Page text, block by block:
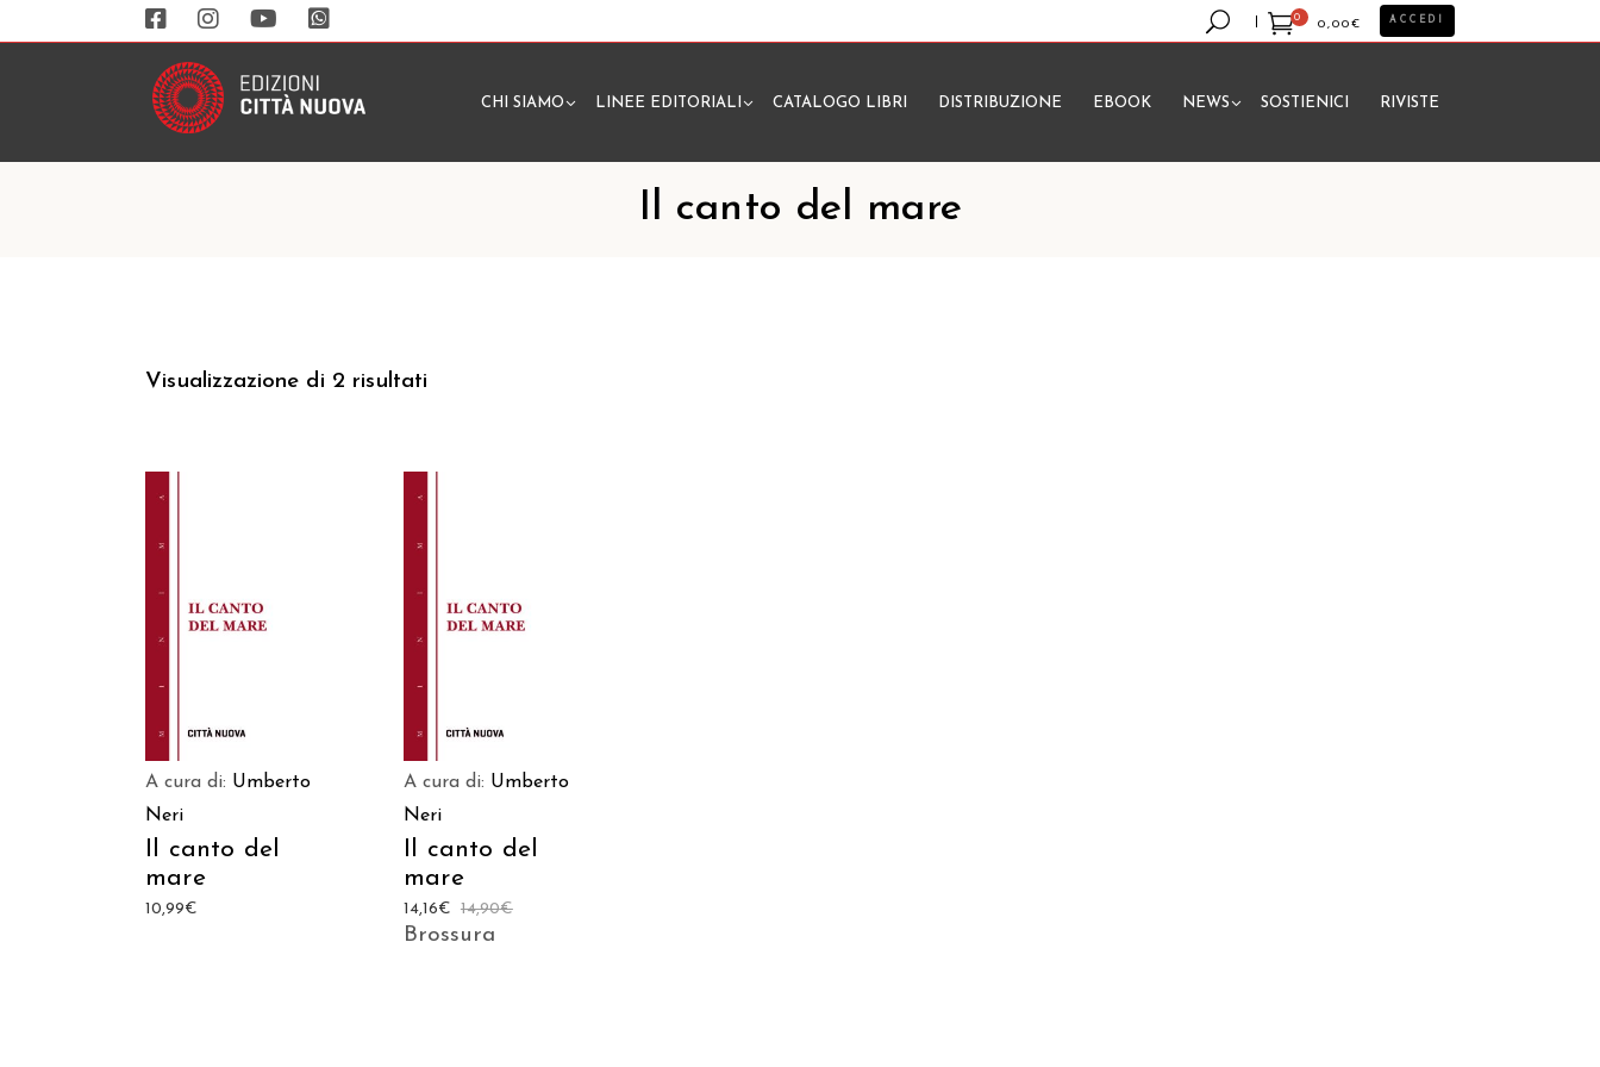
0
0,00€
Nessun prodotto nel carrello.
ACCEDI
CHI SIAMO LINEE EDITORIALI CATALOGO LIBRI DISTRIBUZIONE EBOOK NEWS SOSTIENICI RIVISTE
Il canto del mare
Visualizzazione di 2 risultati
AGGIUNGI AL CARRELLO
A cura di: Umberto
Neri
Il canto del
mare
10,99€
AGGIUNGI AL CARRELLO
A cura di: Umberto
Neri
Il canto del
mare
14,90€
14,16€
Brossura